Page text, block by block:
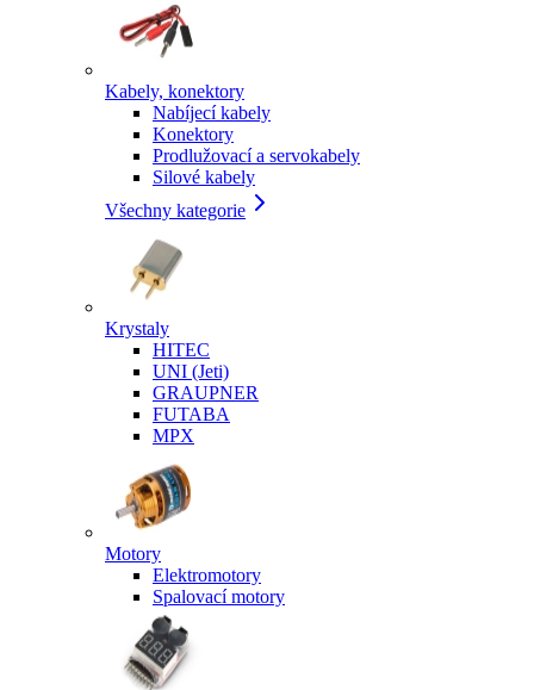
Kabely, konektory
Nabíjecí kabely
Konektory
Prodlužovací a servokabely
Silové kabely
Všechny kategorie
Krystaly
HITEC
UNI (Jeti)
GRAUPNER
FUTABA
MPX
Motory
Elektromotory
Spalovací motory